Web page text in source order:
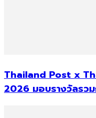
Thailand Post x
2026 มอบรางวัลรวม